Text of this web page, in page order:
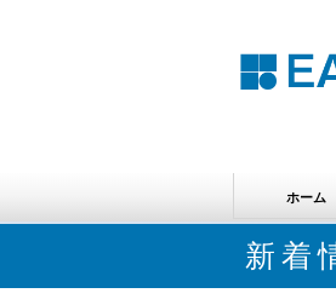
ホーム
新着